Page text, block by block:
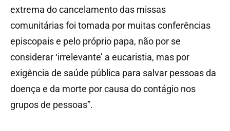
extrema do cancelamento das missas
comunitárias foi tomada por muitas conferências
episcopais e pelo próprio papa, não por se
considerar ‘irrelevante’ a eucaristia, mas por
exigência de saúde pública para salvar pessoas da
doença e da morte por causa do contágio nos
grupos de pessoas”.